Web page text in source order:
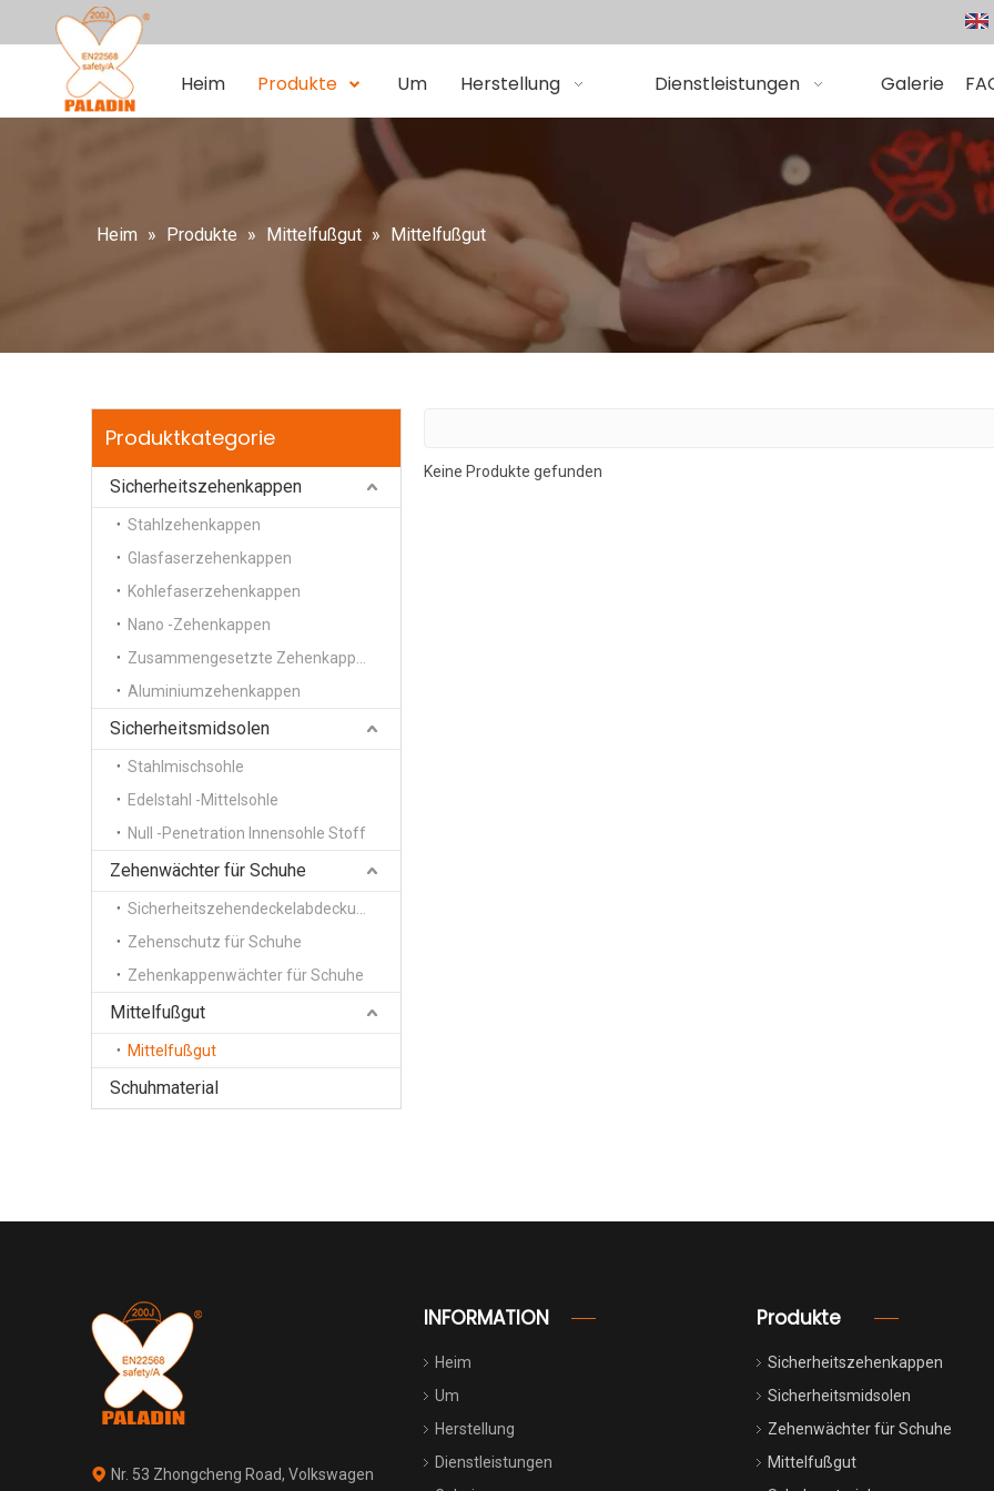
Heim Produkte Um Herstellung Dienstleistungen Galerie
Heim » Produkte » Mittelfußgut » Mittelfußgut
Produktkategorie
Sicherheitszehenkappen
Stahlzehenkappen
Glasfaserzehenkappen
Kohlefaserzehenkappen
Nano -Zehenkappen
Aluminiumzehenkappen
Sicherheitsmidsolen
Stahlmischsohle
Edelstahl -Mittelsohle
Null -Penetration Innensohle Stoff
Zehenwächter für Schuhe
Zehenschutz für Schuhe
Zehenkappenwächter für Schuhe
Mittelfußgut
Mittelfußgut
Schuhmaterial
Keine Produkte gefunden
 Nr. 53 Zhongcheng Road, Volkswagen
INFORMATION
Heim
Um
Herstellung
Dienstleistungen
Produkte
Sicherheitszehenkappen
Sicherheitsmidsolen
Zehenwächter für Schuhe
Mittelfußgut